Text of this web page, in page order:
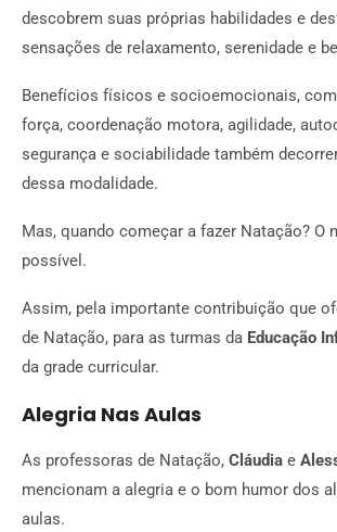
descobrem suas próprias habilidades e
sensações de relaxamento, serenidade e
Benefícios físicos e socioemocionais,
força, coordenação motora, agilidade,
segurança e sociabilidade também
dessa modalidade.
Mas, quando começar a fazer Natação? O
possível.
Assim, pela importante contribuição que
de Natação, para as turmas da Educação
da grade curricular.
Alegria Nas Aulas
As professoras de Natação, Cláudia e
mencionam a alegria e o bom humor dos
aulas.